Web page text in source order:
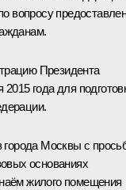
вопросу
Президента
года для
города Москвы с
основаниях
жилого помещения